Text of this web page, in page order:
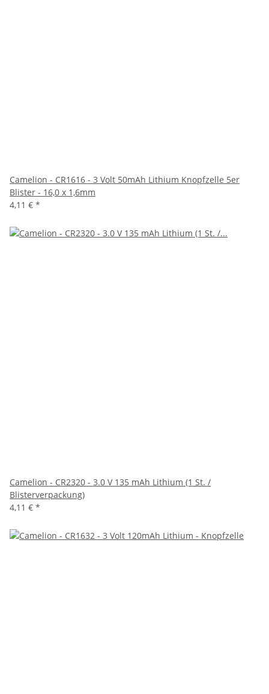
Camelion - CR1616 - 3 Volt 50mAh Lithium Knopfzelle 5er
Blister - 16,0 x 1,6mm
4,11 € *
Camelion - CR2320 - 3.0 V 135 mAh Lithium (1 St. /
Blisterverpackung)
4,11 € *